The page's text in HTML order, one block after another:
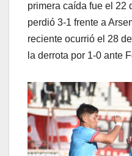
primera caída fue el 22
perdió 3-1 frente a
reciente ocurrió el 28
la derrota por 1-0 ante